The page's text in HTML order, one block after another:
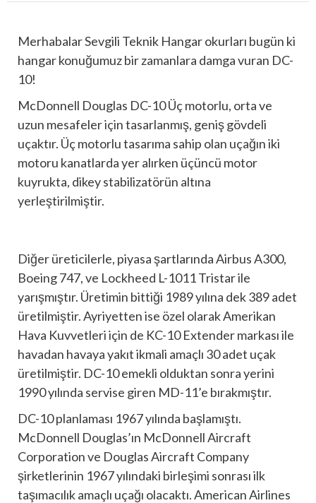
Merhabalar Sevgili Teknik Hangar okurları bugün ki
hangar konuğumuz bir zamanlara damga vuran DC-
10!
McDonnell Douglas DC-10 Üç motorlu, orta ve
uzun mesafeler için tasarlanmış, geniş gövdeli
uçaktır. Üç motorlu tasarıma sahip olan uçağın iki
motoru kanatlarda yer alırken üçüncü motor
kuyrukta, dikey stabilizatörün altına
yerleştirilmiştir.
Diğer üreticilerle, piyasa şartlarında Airbus A300,
Boeing 747, ve Lockheed L-1011 Tristar ile
yarışmıştır. Üretimin bittiği 1989 yılına dek 389 adet
üretilmiştir. Ayriyetten ise özel olarak Amerikan
Hava Kuvvetleri için de KC-10 Extender markası ile
havadan havaya yakıt ikmali amaçlı 30 adet uçak
üretilmiştir. DC-10 emekli olduktan sonra yerini
1990 yılında servise giren MD-11’e bırakmıştır.
DC-10 planlaması 1967 yılında başlamıştı.
McDonnell Douglas’ın McDonnell Aircraft
Corporation ve Douglas Aircraft Company
şirketlerinin 1967 yılındaki birleşimi sonrası ilk
taşımacılık amaçlı uçağı olacaktı. American Airlines